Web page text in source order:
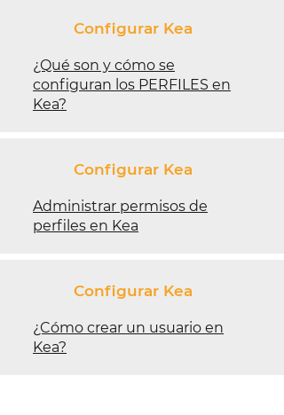
Configurar Kea
¿Qué son y cómo se
configuran los PERFILES en
Kea?
Configurar Kea
Administrar permisos de
perfiles en Kea
Configurar Kea
¿Cómo crear un usuario en
Kea?